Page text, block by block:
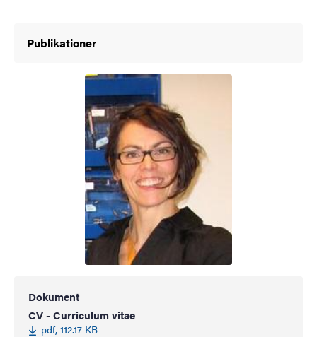
Publikationer
Dokument
CV - Curriculum vitae
pdf, 112.17 KB